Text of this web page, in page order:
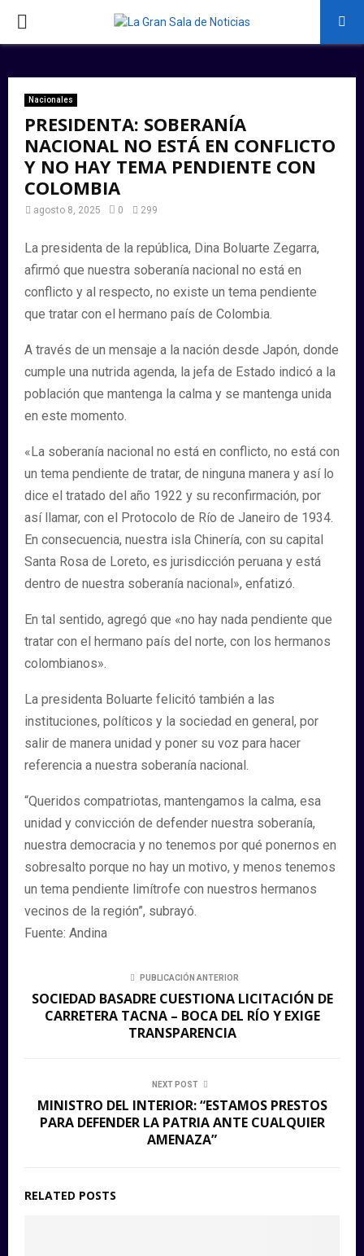
PRIMARY
Nacionales
PRESIDENTA: SOBERANÍA
NACIONAL NO ESTÁ EN CONFLICTO
Y NO HAY TEMA PENDIENTE CON
COLOMBIA
agosto 8, 2025 0 299
La presidenta de la república, Dina Boluarte Zegarra,
afirmó que nuestra soberanía nacional no está en
conflicto y al respecto, no existe un tema pendiente
que tratar con el hermano país de Colombia.
A través de un mensaje a la nación desde Japón, donde
cumple una nutrida agenda, la jefa de Estado indicó a la
población que mantenga la calma y se mantenga unida
en este momento.
«La soberanía nacional no está en conflicto, no está con
un tema pendiente de tratar, de ninguna manera y así lo
dice el tratado del año 1922 y su reconfirmación, por
así llamar, con el Protocolo de Río de Janeiro de 1934.
En consecuencia, nuestra isla Chinería, con su capital
Santa Rosa de Loreto, es jurisdicción peruana y está
dentro de nuestra soberanía nacional», enfatizó.
En tal sentido, agregó que «no hay nada pendiente que
tratar con el hermano país del norte, con los hermanos
colombianos».
La presidenta Boluarte felicitó también a las
instituciones, políticos y la sociedad en general, por
salir de manera unidad y poner su voz para hacer
referencia a nuestra soberanía nacional.
“Queridos compatriotas, mantengamos la calma, esa
unidad y convicción de defender nuestra soberanía,
nuestra democracia y no tenemos por qué ponernos en
sobresalto porque no hay un motivo, y menos tenemos
un tema pendiente limítrofe con nuestros hermanos
vecinos de la región”, subrayó.
Fuente: Andina
PUBLICACIÓN ANTERIOR
SOCIEDAD BASADRE CUESTIONA LICITACIÓN DE
CARRETERA TACNA – BOCA DEL RÍO Y EXIGE
TRANSPARENCIA
NEXT POST
MINISTRO DEL INTERIOR: “ESTAMOS PRESTOS
PARA DEFENDER LA PATRIA ANTE CUALQUIER
AMENAZA”
RELATED POSTS